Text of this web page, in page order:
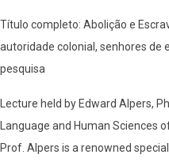
Título completo: Abolição e
autoridade colonial, senhores de
pesquisa
Lecture held by Edward Alpers,
Language and Human Sciences
Prof. Alpers is a renowned